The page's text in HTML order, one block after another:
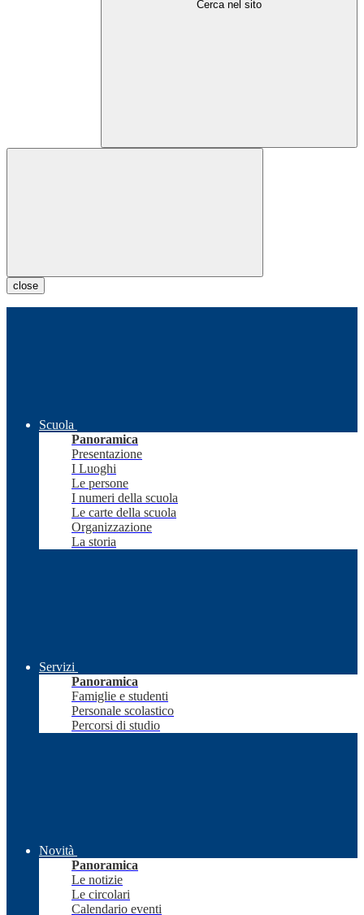
Cerca nel sito
close
Scuola
Panoramica
Presentazione
I Luoghi
Le persone
I numeri della scuola
Le carte della scuola
Organizzazione
La storia
Servizi
Panoramica
Famiglie e studenti
Personale scolastico
Percorsi di studio
Novità
Panoramica
Le notizie
Le circolari
Calendario eventi